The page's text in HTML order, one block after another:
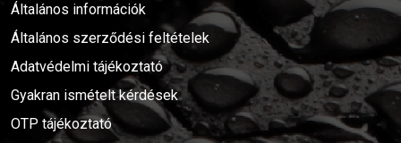
Általános információk
Általános szerződési feltételek
Adatvédelmi tájékoztató
Gyakran ismételt kérdések
OTP tájékoztató